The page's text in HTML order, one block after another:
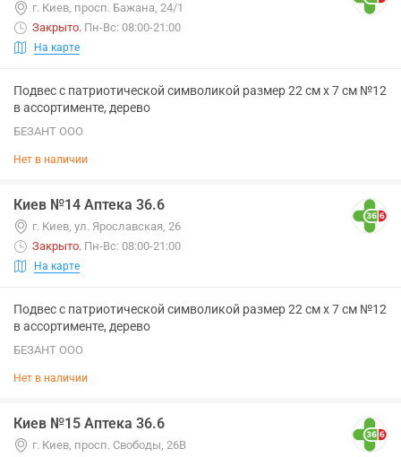
г. Киев, просп. Бажана, 24/1
Закрыто. Пн-Вс: 08:00-21:00
На карте
Подвес с патриотической символикой размер 22 см х 7 см №12
в ассортименте, дерево
БЕЗАНТ ООО
Нет в наличии
Киев №14 Аптека 36.6
г. Киев, ул. Ярославская, 26
Закрыто. Пн-Вс: 08:00-21:00
На карте
Подвес с патриотической символикой размер 22 см х 7 см №12
в ассортименте, дерево
БЕЗАНТ ООО
Нет в наличии
Киев №15 Аптека 36.6
г. Киев, просп. Свободы, 26В